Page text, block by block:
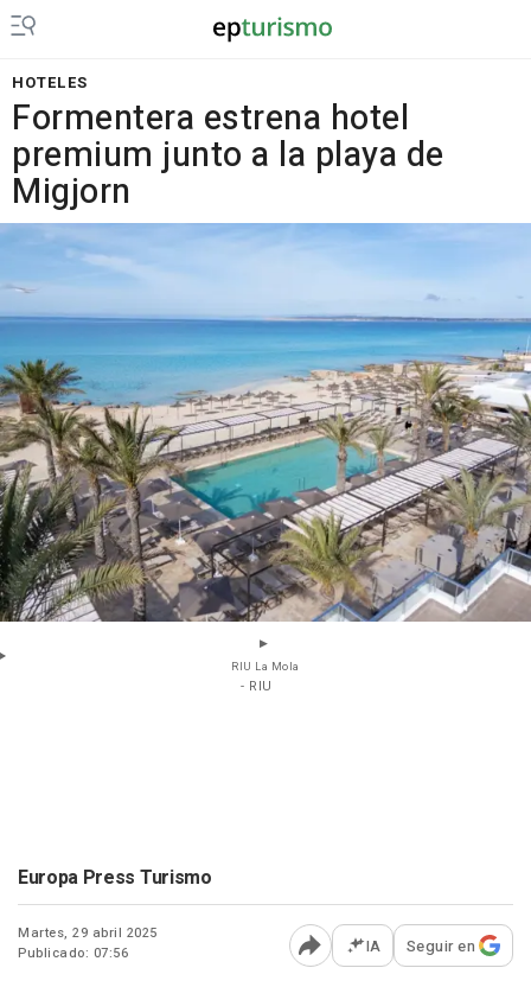
HOTELES
Formentera estrena hotel
premium junto a la playa de
Migjorn
RIU La Mola
- RIU
Europa Press Turismo
Martes, 29 abril 2025
Publicado: 07:56
Abrir opciones para
IA Seguir en